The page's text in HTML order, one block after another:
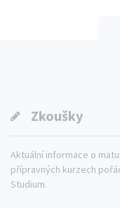
Zkoušky
Aktuální informace o
přípravných kurzech
Studium.